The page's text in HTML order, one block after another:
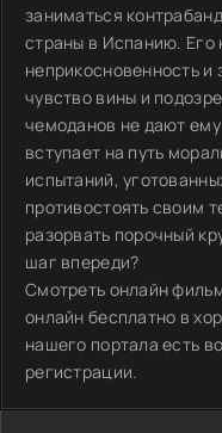
заниматься
страны в Испанию. Его
неприкосновенность
чувство вины и
чемоданов не дают
вступает на путь
испытаний,
противостоять своим
разорвать порочный
шаг впереди?
Смотреть онлайн
онлайн бесплатно в
нашего портала есть
регистрации.